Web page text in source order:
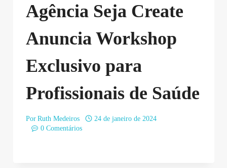
Agência Seja Create
Anuncia Workshop
Exclusivo para
Profissionais de Saúde
Por Ruth Medeiros
24 de janeiro de 2024
0 Comentários